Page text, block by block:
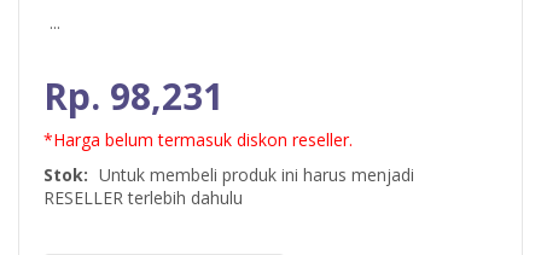
...
Rp. 98,231
*Harga belum termasuk diskon reseller.
Stok: Untuk membeli produk ini harus menjadi
RESELLER terlebih dahulu